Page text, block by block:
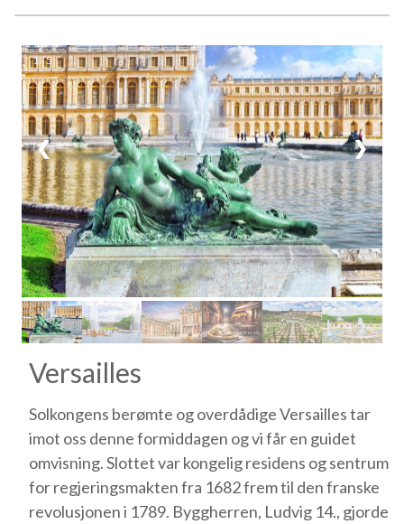
1 / 5
❮ ❯
Versailles
Solkongens berømte og overdådige Versailles tar
imot oss denne formiddagen og vi får en guidet
omvisning. Slottet var kongelig residens og sentrum
for regjeringsmakten fra 1682 frem til den franske
revolusjonen i 1789. Byggherren, Ludvig 14., gjorde